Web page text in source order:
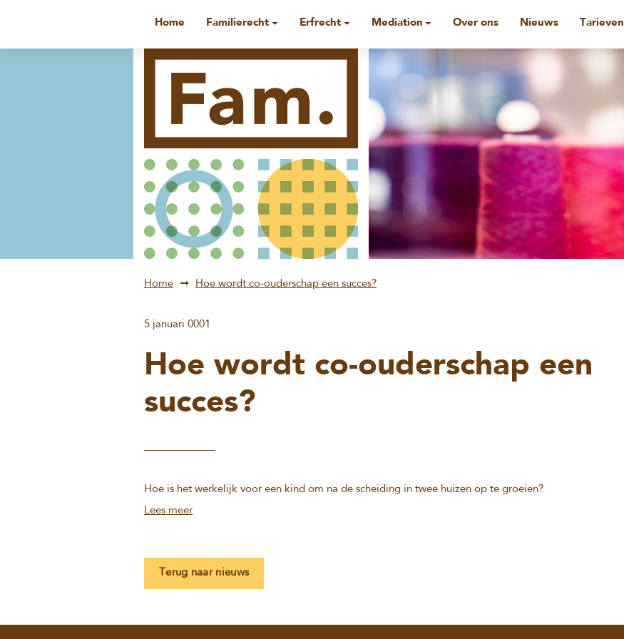
Home Familierecht Erfrecht Mediation Over ons Nieuws Tarieven
Home Hoe wordt co-ouderschap een succes?
5 januari 0001
Hoe wordt co-ouderschap een
succes?
Hoe is het werkelijk voor een kind om na de scheiding in twee huizen op te groeien?
Lees meer
Terug naar nieuws